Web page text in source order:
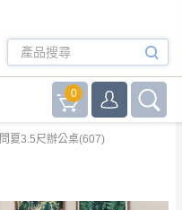
0
問夏3.5尺辦公桌(607)